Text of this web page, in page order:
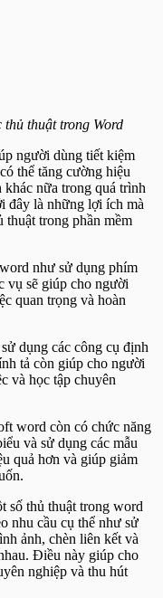
thuật trong Word
người dùng tiết kiệm
thể tăng cường hiệu
nữa trong quá trình
đây là những lợi ích mà
thuật trong phần mềm
như sử dụng phím
vụ sẽ giúp cho người
quan trọng và hoàn
dụng các công cụ định
tả còn giúp cho người
và học tập chuyên
word còn có chức năng
và sử dụng các mẫu
quả hơn và giúp giảm
số thủ thuật trong word
nhu cầu cụ thể như sử
ảnh, chèn liên kết và
Điều này giúp cho
nghiệp và thu hút